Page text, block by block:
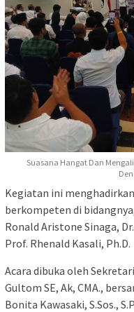
Suasana Hangat Dan
Kegiatan ini
berkompeten di
Ronald Aristone Sinaga,
Prof. Rhenald Kasali, Ph.D.
Acara dibuka oleh
Gultom SE, Ak, CMA.,
Bonita Kawasaki, S.Sos.,